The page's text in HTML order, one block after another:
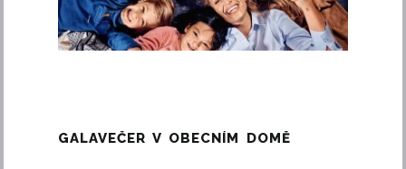
GALAVEČER V OBECNÍM DOMĚ